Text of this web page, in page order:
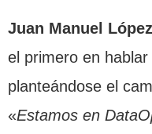
Juan Manuel
el primero en
planteándose el
«Estamos en